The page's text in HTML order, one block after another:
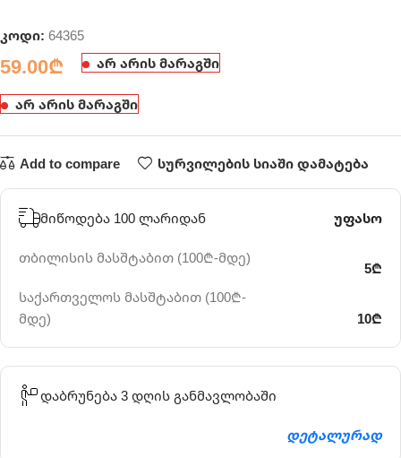
კოდი: 64365
59.00₾ არ არის მარაგში
არ არის მარაგში
Add to compare სურვილების სიაში დამატება
მიწოდება 100 ლარიდან
თბილისის მასშტაბით (100₾-მდე)
საქართველოს მასშტაბით (100₾-
მდე)
უფასო
5₾
10₾
დაბრუნება 3 დღის განმავლობაში
დეტალურად